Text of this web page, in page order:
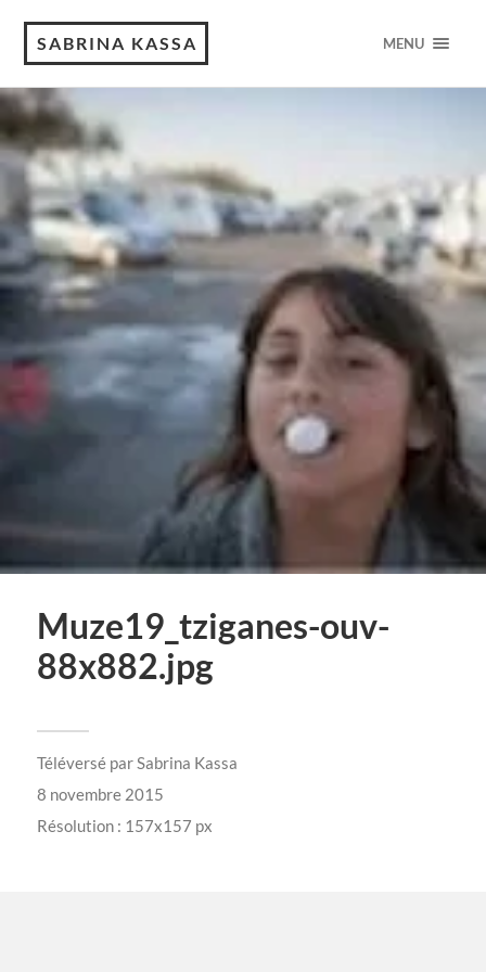
SABRINA KASSA MENU
Muze19_tziganes-ouv-
88x882.jpg
Téléversé parSabrina Kassa
8 novembre 2015
Résolution : 157x157 px